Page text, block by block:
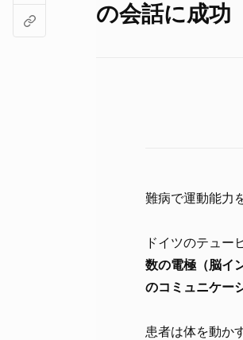
の会話に成功
難病で運動能力
ドイツのテュー
数の電極（脳イ
のコミュニケー
患者は体を動か